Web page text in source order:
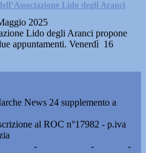
Lido degli Aranci
2025
Lido degli Aranci propone
appuntamenti. Venerdì 16
News 24 supplemento a
al ROC n°17982 - p.iva
- -
-